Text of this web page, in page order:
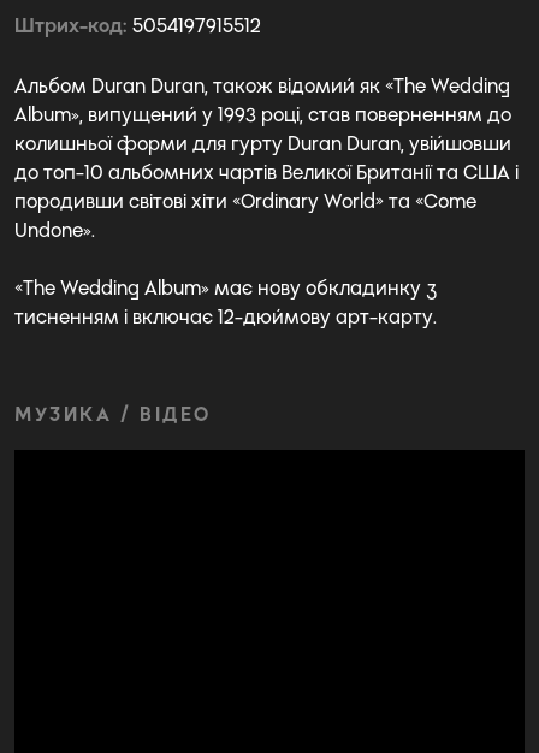
Штрих-код 5054197915512
Альбом Duran Duran, також відомий як «The Wedding
Album», випущений у 1993 році, став поверненням до
колишньої форми для гурту Duran Duran, увійшовши
до топ-10 альбомних чартів Великої Британії та США і
породивши світові хіти «Ordinary World» та «Come
Undone».
«The Wedding Album» має нову обкладинку з
тисненням і включає 12-дюймову арт-карту.
МУЗИКА / ВІДЕО